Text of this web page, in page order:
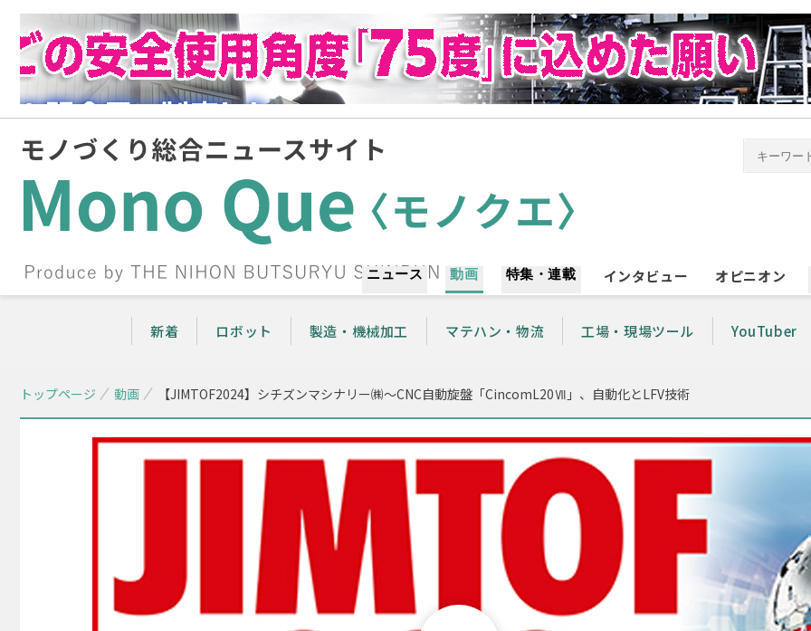
ニュース 動画 特集・連載 インタビュー オピニオン
新着 ロボット 製造・機械加工 マテハン・物流 工場・現場ツール YouTuber
トップページ 動画 【JIMTOF2024】シチズンマシナリー㈱〜CNC自動旋盤「CincomL20Ⅶ」、自動化とLFV技術